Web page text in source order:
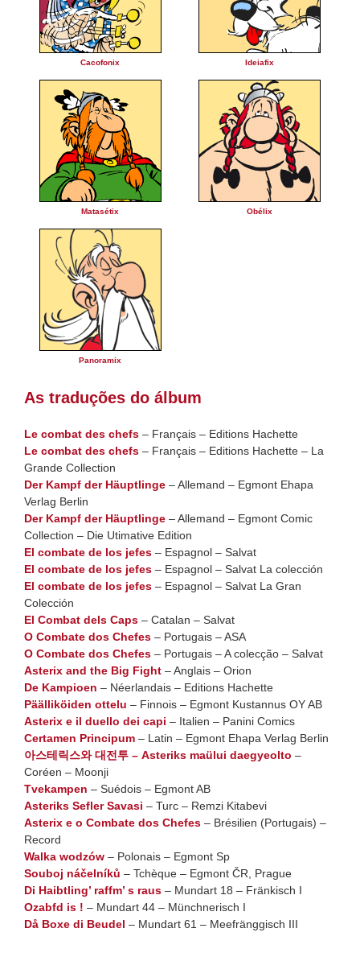
Cacofonix Ideiafix
Matasétix Obélix
Panoramix
As traduções do álbum
Le combat des chefs – Français – Editions Hachette
Le combat des chefs – Français – Editions Hachette – La
Grande Collection
Der Kampf der Häuptlinge – Allemand – Egmont Ehapa
Verlag Berlin
Der Kampf der Häuptlinge – Allemand – Egmont Comic
Collection – Die Utimative Edition
El combate de los jefes – Espagnol – Salvat
El combate de los jefes – Espagnol – Salvat La colección
El combate de los jefes – Espagnol – Salvat La Gran
Colección
El Combat dels Caps – Catalan – Salvat
O Combate dos Chefes – Portugais – ASA
O Combate dos Chefes – Portugais – A colecção – Salvat
Asterix and the Big Fight – Anglais – Orion
De Kampioen – Néerlandais – Editions Hachette
Päälliköiden ottelu – Finnois – Egmont Kustannus OY AB
Asterix e il duello dei capi – Italien – Panini Comics
Certamen Principum – Latin – Egmont Ehapa Verlag Berlin
아스테릭스와 대전투 – Asteriks maülui daegyeolto –
Coréen – Moonji
Tvekampen – Suédois – Egmont AB
Asteriks Sefler Savasi – Turc – Remzi Kitabevi
Asterix e o Combate dos Chefes – Brésilien (Portugais) –
Record
Walka wodzów – Polonais – Egmont Sp
Souboj náčelníků – Tchèque – Egmont ČR, Prague
Di Haibtling’ raffm’ s raus – Mundart 18 – Fränkisch I
Ozabfd is ! – Mundart 44 – Münchnerisch I
Då Boxe di Beudel – Mundart 61 – Meefränggisch III